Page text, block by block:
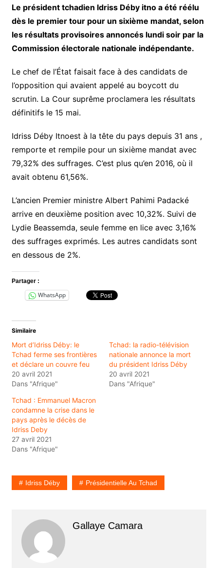
Le président tchadien Idriss Déby itno a été réélu
dès le premier tour pour un sixième mandat, selon
les résultats provisoires annoncés lundi soir par la
Commission électorale nationale indépendante.
Le chef de l’État faisait face à des candidats de
l’opposition qui avaient appelé au boycott du
scrutin. La Cour suprême proclamera les résultats
définitifs le 15 mai.
Idriss Déby Itnoest à la tête du pays depuis 31 ans ,
remporte et rempile pour un sixième mandat avec
79,32% des suffrages. C’est plus qu’en 2016, où il
avait obtenu 61,56%.
L’ancien Premier ministre Albert Pahimi Padacké
arrive en deuxième position avec 10,32%. Suivi de
Lydie Beassemda, seule femme en lice avec 3,16%
des suffrages exprimés. Les autres candidats sont
en dessous de 2%.
Partager :
WhatsApp
Similaire
Mort d’Idriss Déby: le
Tchad ferme ses frontières
et déclare un couvre feu
20 avril 2021
Dans "Afrique"
Tchad: la radio-télévision
nationale annonce la mort
du président Idriss Déby
20 avril 2021
Dans "Afrique"
Tchad : Emmanuel Macron
condamne la crise dans le
pays après le décès de
Idriss Deby
27 avril 2021
Dans "Afrique"
Idriss Déby Présidentielle Au Tchad
Gallaye Camara